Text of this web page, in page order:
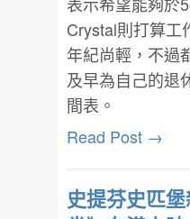
Crystal則打算工
年紀尚輕，不過
及早為自己的退
間表。
Read Post →
史提芬史匹